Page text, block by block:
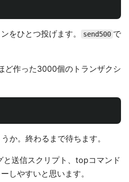
をひとつ投げます。 send500 で
ど作った3000個のトランザクシ
か。終わるまで待ちます。
送信スクリプト、topコマンド
しやすいと思います。